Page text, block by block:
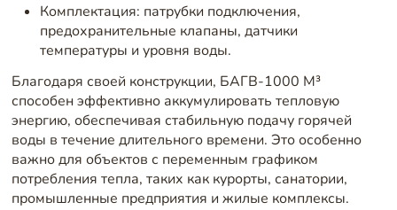
Комплектация: патрубки подключения,
предохранительные клапаны, датчики
температуры и уровня воды.
Благодаря своей конструкции, БАГВ-1000 М³
способен эффективно аккумулировать тепловую
энергию, обеспечивая стабильную подачу горячей
воды в течение длительного времени. Это особенно
важно для объектов с переменным графиком
потребления тепла, таких как курорты, санатории,
промышленные предприятия и жилые комплексы.